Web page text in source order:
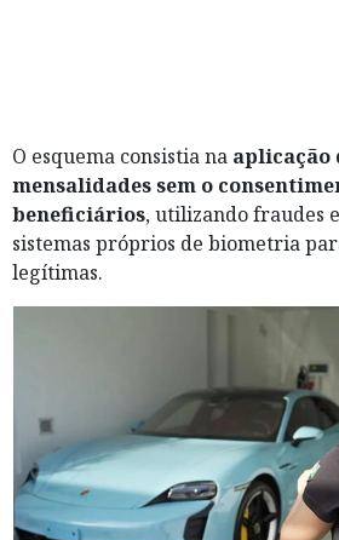
O esquema consistia na aplicação
mensalidades sem o
beneficiários, utilizando fraudes
sistemas próprios de biometria
legítimas.